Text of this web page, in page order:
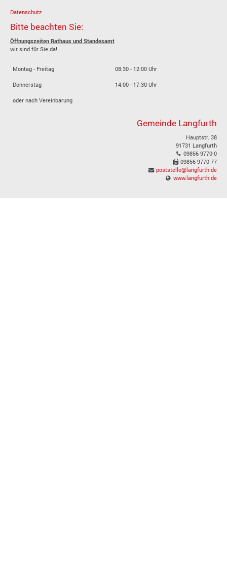
Datenschutz
Bitte beachten Sie:
Öffnungszeiten Rathaus und Standesamt
wir sind für Sie da!
Montag - Freitag 08:30 - 12:00 Uhr
Donnerstag 14:00 - 17:30 Uhr
oder nach Vereinbarung
Gemeinde Langfurth
Hauptstr. 38
91731 Langfurth
09856 9770-0
09856 9770-77
poststelle@langfurth.de
www.langfurth.de